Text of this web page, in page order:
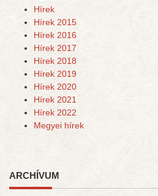
Hírek
Hírek 2015
Hírek 2016
Hírek 2017
Hírek 2018
Hírek 2019
Hírek 2020
Hírek 2021
Hírek 2022
Megyei hírek
ARCHÍVUM